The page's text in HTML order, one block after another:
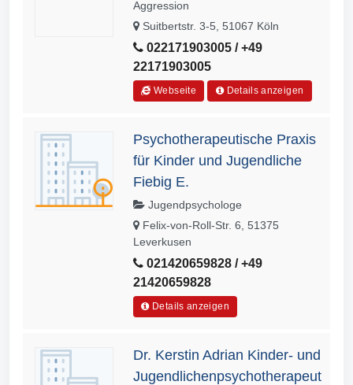
Aggression
Suitbertstr. 3-5, 51067 Köln
022171903005 / +49
22171903005
Webseite Details anzeigen
Psychotherapeutische Praxis
für Kinder und Jugendliche
Fiebig E.
Jugendpsychologe
Felix-von-Roll-Str. 6, 51375
Leverkusen
021420659828 / +49
21420659828
Details anzeigen
Dr. Kerstin Adrian Kinder- und
Jugendlichenpsychotherapeut